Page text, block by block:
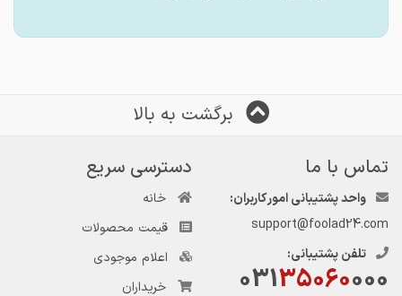
برگشت به بالا
تماس با ما
واحد پشتیبانی امور کاربران:
support@foolad24.com
تلفن پشتیبانی:
03135060000
دسترسی سریع
خانه
قیمت محصولات
اعلام موجودی
خریداران